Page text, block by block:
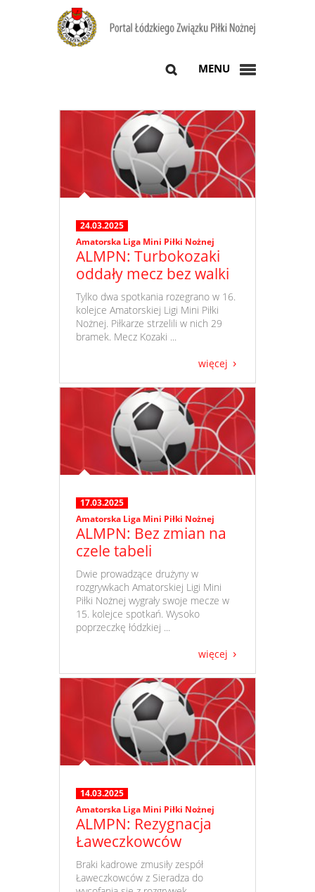
MENU
24.03.2025
Amatorska Liga Mini Piłki Nożnej
ALMPN: Turbokozaki
oddały mecz bez walki
​ Tylko dwa spotkania rozegrano w 16.
kolejce Amatorskiej Ligi Mini Piłki
Nożnej. Piłkarze strzelili w nich 29
bramek. Mecz Kozaki ...
więcej
17.03.2025
Amatorska Liga Mini Piłki Nożnej
ALMPN: Bez zmian na
czele tabeli
​ Dwie prowadzące drużyny w
rozgrywkach Amatorskiej Ligi Mini
Piłki Nożnej wygrały swoje mecze w
15. kolejce spotkań. Wysoko
poprzeczkę łódzkiej ...
więcej
14.03.2025
Amatorska Liga Mini Piłki Nożnej
ALMPN: Rezygnacja
Ławeczkowców
​ Braki kadrowe zmusiły zespół
Ławeczkowców z Sieradza do